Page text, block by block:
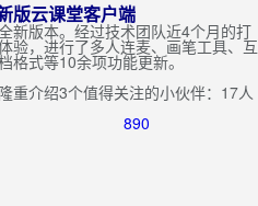
云课堂客户端
新版本。经过技术团队近4个月的打
验，进行了多人连麦、画笔工具、互
格式等10余项功能更新。
重介绍3个值得关注的小伙伴：17人